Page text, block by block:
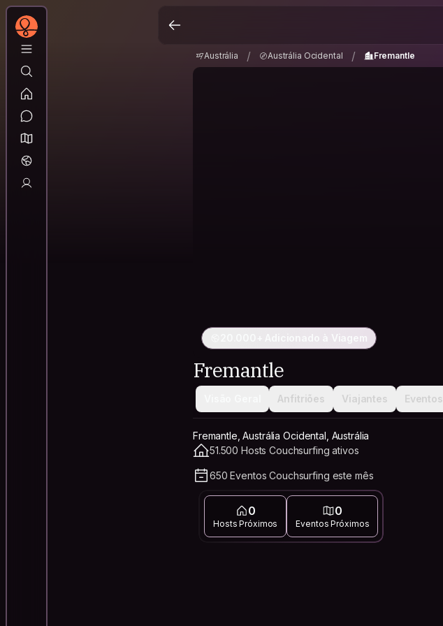
Austrália / Austrália Ocidental / Fremantle
20.000+ Adicionado à Viagem
Fremantle
Anfitriões Viajantes Eventos
Fremantle, Austrália Ocidental, Austrália
51.500 Hosts Couchsurfing ativos
650 Eventos Couchsurfing este mês
0
Hosts Próximos
0
Eventos Próximos